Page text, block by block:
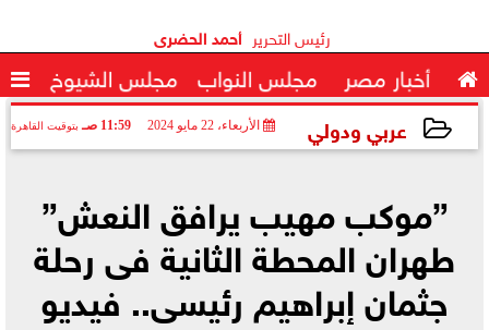
رئيس التحرير أحمد الحضرى
 أخبار مصر مجلس النواب مجلس الشيوخ 
عربي ودولي الأربعاء، 22 مايو 2024 11:59 صـ بتوقيت القاهرة
”موكب مهيب يرافق النعش”
طهران المحطة الثانية فى رحلة
جثمان إبراهيم رئيسى.. فيديو